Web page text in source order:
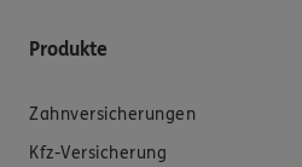
Produkte
Zahnversicherungen
Kfz-Versicherung